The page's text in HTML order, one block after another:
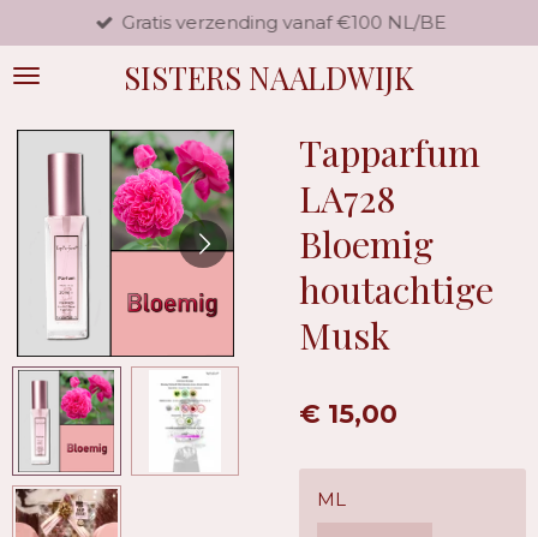
direct
naar
hoofdinhoud
SISTERS NAALDWIJK
Gratis verzending vanaf €100 NL/BE
Tapparfum
LA728
Bloemig
houtachtige
Musk
€ 15,00
ML